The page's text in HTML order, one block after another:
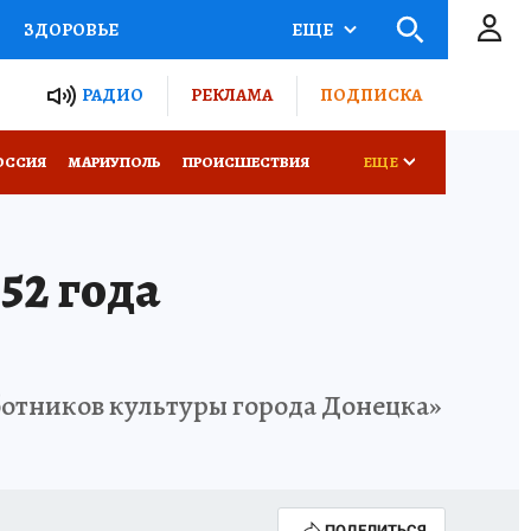
ЗДОРОВЬЕ
РОССИИ
ЕЩЕ
РАДИО РЕКЛАМА ПОДПИСКА
МАРИУПОЛЬ ПРОИСШЕСТВИЯ ЕЩЕ
года
культуры города Донецка»